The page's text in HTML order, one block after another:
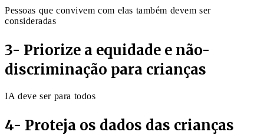
Pessoas que convivem com elas também devem ser
consideradas
3- Priorize a equidade e não-
discriminação para crianças
IA deve ser para todos
4- Proteja os dados das crianças